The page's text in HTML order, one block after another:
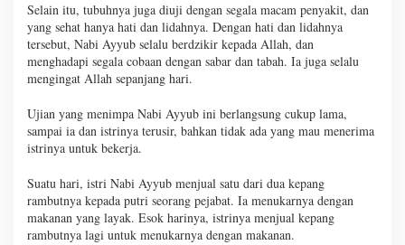
Selain itu, tubuhnya juga diuji dengan segala macam penyakit, dan
yang sehat hanya hati dan lidahnya. Dengan hati dan lidahnya
tersebut, Nabi Ayyub selalu berdzikir kepada Allah, dan
menghadapi segala cobaan dengan sabar dan tabah. Ia juga selalu
mengingat Allah sepanjang hari.
Ujian yang menimpa Nabi Ayyub ini berlangsung cukup lama,
sampai ia dan istrinya terusir, bahkan tidak ada yang mau menerima
istrinya untuk bekerja.
Suatu hari, istri Nabi Ayyub menjual satu dari dua kepang
rambutnya kepada putri seorang pejabat. Ia menukarnya dengan
makanan yang layak. Esok harinya, istrinya menjual kepang
rambutnya lagi untuk menukarnya dengan makanan.